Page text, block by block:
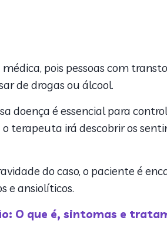
pois pessoas com
de drogas ou álcool.
doença é essencial para
o terapeuta irá descobrir os
do caso, o paciente é
e ansiolíticos.
O que é, sintomas e